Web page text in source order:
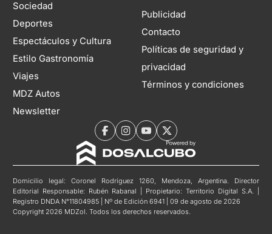
Sociedad
Deportes
Espectáculos y Cultura
Estilo Gastronomía
Viajes
MDZ Autos
Newsletter
Publicidad
Contacto
Políticas de seguridad y
privacidad
Términos y condiciones
Domicilio legal: Coronel Rodríguez 1260, Mendoza, Argentina. Director
Editorial Responsable: Rubén Rabanal | Propietario: Territorio Digital S.A. |
Registro DNDA N°11804985 | Nº de Edición 6941 | 09 de agosto de 2026
Copyright 2026 MDZol. Todos los derechos reservados.